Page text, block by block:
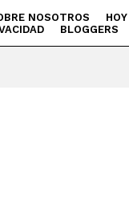
NOSOTROS
BLOGGERS